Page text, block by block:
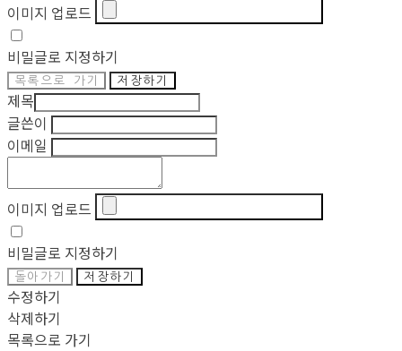
이미지 업로드
비밀글로 지정하기
목록으로 가기 저장하기
제목
글쓴이
이메일
이미지 업로드
비밀글로 지정하기
돌아가기 저장하기
수정하기
삭제하기
목록으로 가기